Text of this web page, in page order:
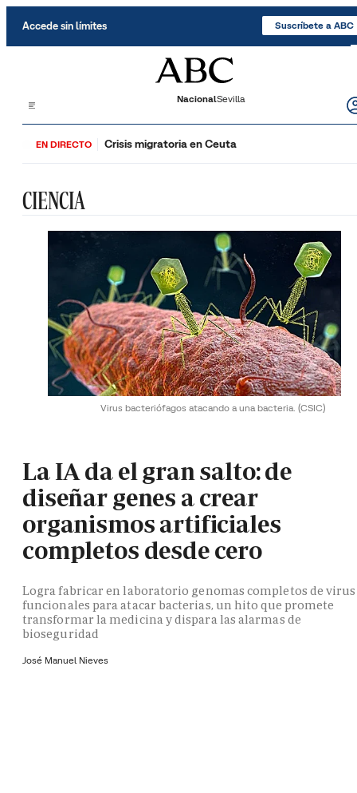
Accede sin límites Suscríbete a ABC
NacionalSevilla
EN DIRECTO Crisis migratoria en Ceuta
CIENCIA
Virus bacteriófagos atacando a una bacteria. (CSIC)
La IA da el gran salto: de
diseñar genes a crear
organismos artificiales
completos desde cero
Logra fabricar en laboratorio genomas completos de virus
funcionales para atacar bacterias, un hito que promete
transformar la medicina y dispara las alarmas de
bioseguridad
José Manuel Nieves